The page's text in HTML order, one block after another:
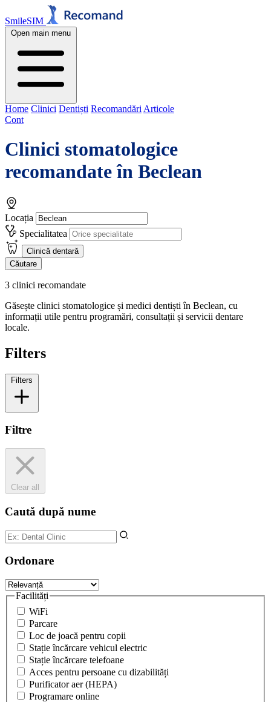
SmileSIM
Open main menu
Home Clinici Dentiști Recomandări Articole
Cont
Clinici stomatologice
recomandate în Beclean
Locația
Specialitatea
Clinică dentară
Căutare
3 clinici recomandate
Găsește clinici stomatologice și medici dentiști în Beclean, cu
informații utile pentru programări, consultații și servicii dentare
locale.
Filters
Filters
Filtre
Clear all
Caută după nume
Ordonare
Facilități
WiFi
Parcare
Loc de joacă pentru copii
Stație încărcare vehicul electric
Stație încărcare telefoane
Acces pentru persoane cu dizabilități
Purificator aer (HEPA)
Programare online